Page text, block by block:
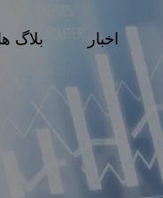
اخبار بلاگ